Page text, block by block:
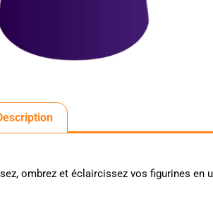
ombrez et éclaircissez vos figurines en